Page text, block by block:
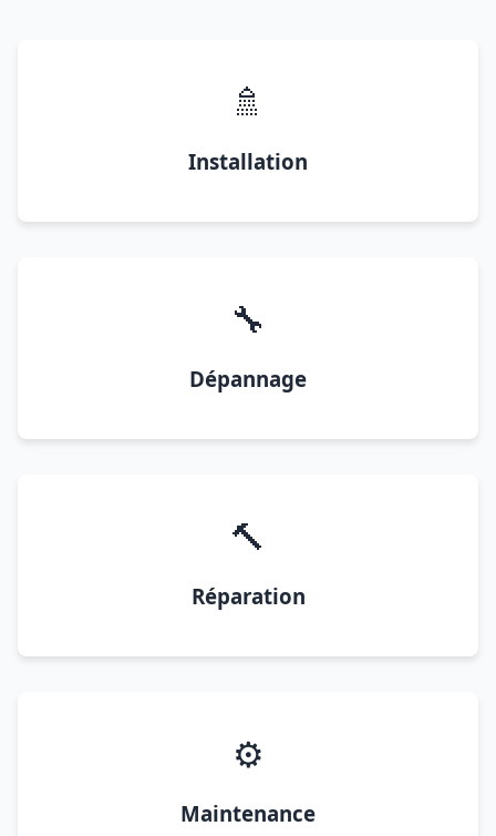
🚿
Installation
🔧
Dépannage
🔨
Réparation
⚙️
Maintenance